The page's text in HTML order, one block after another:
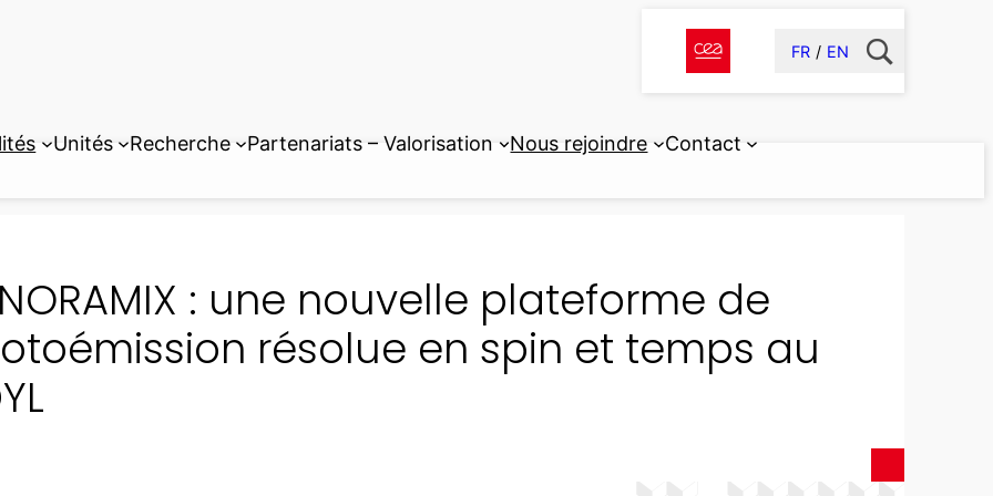
FR EN
Unités Recherche Partenariats – Valorisation Nous rejoindre Contact
: une nouvelle plateforme de
résolue en spin et temps au